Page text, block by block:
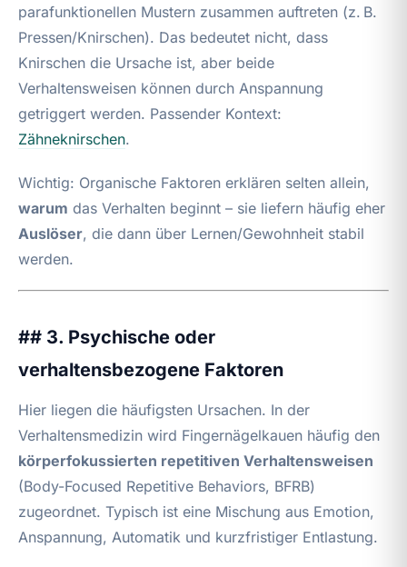
parafunktionellen Mustern zusammen auftreten (z. B.
Pressen/Knirschen). Das bedeutet nicht, dass
Knirschen die Ursache ist, aber beide
Verhaltensweisen können durch Anspannung
getriggert werden. Passender Kontext:
Zähneknirschen.
Wichtig: Organische Faktoren erklären selten allein,
warum das Verhalten beginnt – sie liefern häufig eher
Auslöser, die dann über Lernen/Gewohnheit stabil
werden.
## 3. Psychische oder
verhaltensbezogene Faktoren
Hier liegen die häufigsten Ursachen. In der
Verhaltensmedizin wird Fingernägelkauen häufig den
körperfokussierten repetitiven Verhaltensweisen
(Body-Focused Repetitive Behaviors, BFRB)
zugeordnet. Typisch ist eine Mischung aus Emotion,
Anspannung, Automatik und kurzfristiger Entlastung.